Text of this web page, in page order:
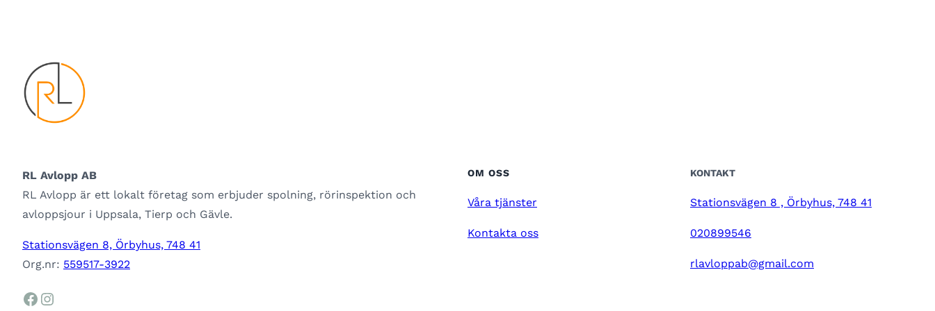
RL Avlopp AB
RL Avlopp är ett lokalt företag som erbjuder spolning, rörinspektion och
avloppsjour i Uppsala, Tierp och Gävle.
Stationsvägen 8, Örbyhus, 748 41
Org.nr: 559517-3922
Facebook Instagram
OM OSS
Våra tjänster
Kontakta oss
KONTAKT
Stationsvägen 8 , Örbyhus, 748 41
020899546
rlavloppab@gmail.com